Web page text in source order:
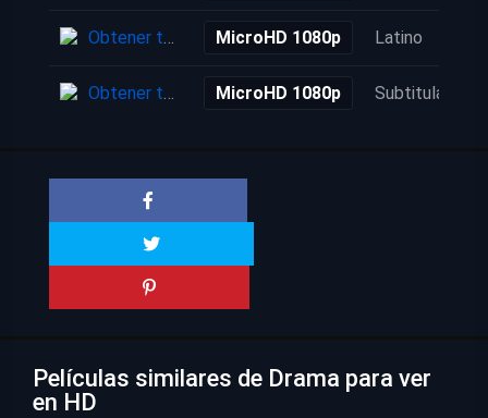
Obtener torrent MicroHD 1080p Latino
Obtener torrent MicroHD 1080p Subtitulada
Películas similares de Drama para ver
en HD